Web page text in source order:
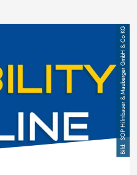
SOP Hilmbauer & Mauberger GmbH & Co KG